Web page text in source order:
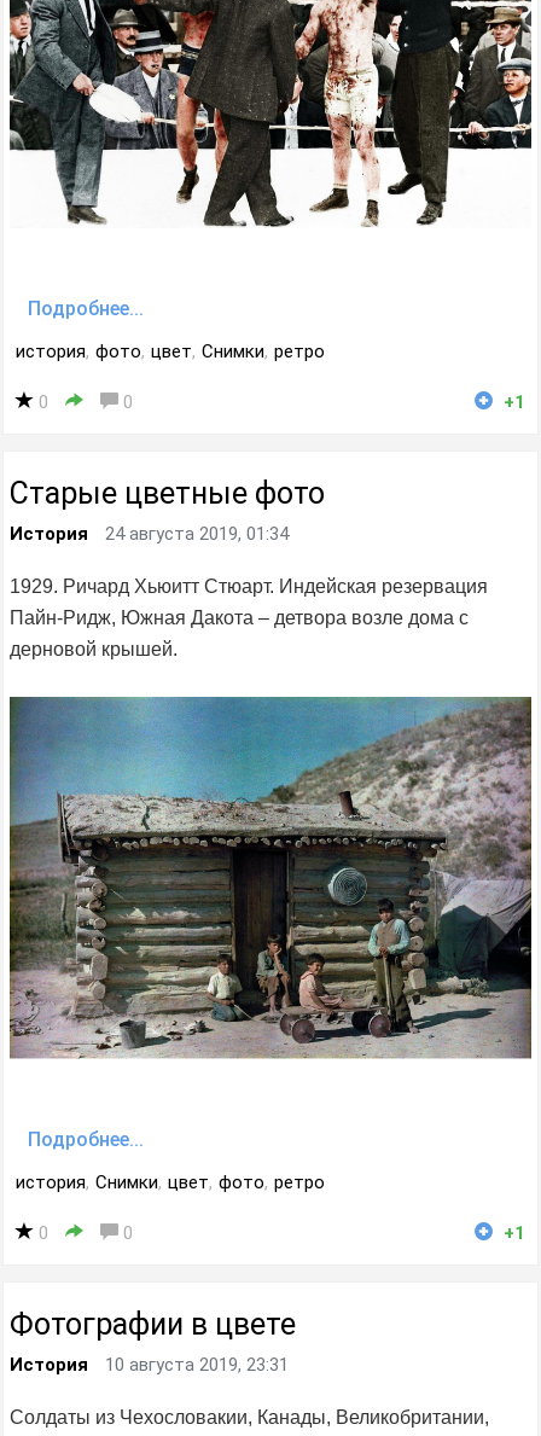
Подробнее...
история, фото, цвет, Снимки, ретро
0 0 +1
Старые цветные фото
История 24 августа 2019, 01:34
1929. Ричард Хьюитт Стюарт. Индейская резервация
Пайн-Ридж, Южная Дакота – детвора возле дома с
дерновой крышей.
Подробнее...
история, Снимки, цвет, фото, ретро
0 0 +1
Фотографии в цвете
История 10 августа 2019, 23:31
Солдаты из Чехословакии, Канады, Великобритании,